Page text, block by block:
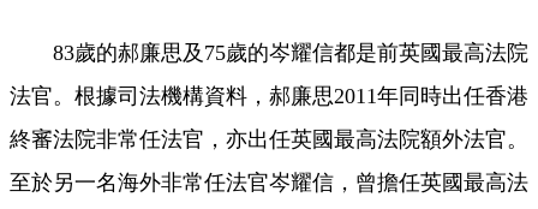
83歲的郝廉思及75歲的岑耀信都是前英國最高法院
法官。根據司法機構資料，郝廉思2011年同時出任香港
終審法院非常任法官，亦出任英國最高法院額外法官。
至於另一名海外非常任法官岑耀信，曾擔任英國最高法